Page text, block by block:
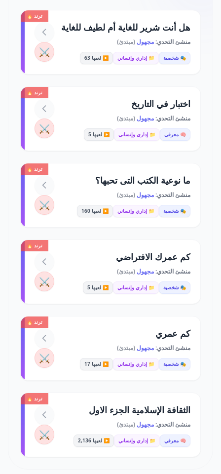
ترند 🔥
هل أنت شرير للغاية أم لطيف للغاية
منشئ التحدي:مجهول (مبتدئ)
🎭 شخصية 📁 إداري وإنساني ▶️ لعبها 63 ⚔️
ترند 🔥
اختبار في التاريخ
منشئ التحدي:مجهول (مبتدئ)
🧠 معرفي 📁 إداري وإنساني ▶️ لعبها 5 ⚔️
ترند 🔥
ما نوعية الكتب التى تحبها؟
منشئ التحدي:مجهول (مبتدئ)
🎭 شخصية 📁 إداري وإنساني ▶️ لعبها 160 ⚔️
ترند 🔥
كم عمرك الافتراضي
منشئ التحدي:مجهول (مبتدئ)
🎭 شخصية 📁 إداري وإنساني ▶️ لعبها 5 ⚔️
ترند 🔥
كم عمري
منشئ التحدي:مجهول (مبتدئ)
🎭 شخصية 📁 إداري وإنساني ▶️ لعبها 17 ⚔️
ترند 🔥
الثقافة الإسلامية الجزء الاول
منشئ التحدي:مجهول (مبتدئ)
🧠 معرفي 📁 إداري وإنساني ▶️ لعبها 2,136 ⚔️